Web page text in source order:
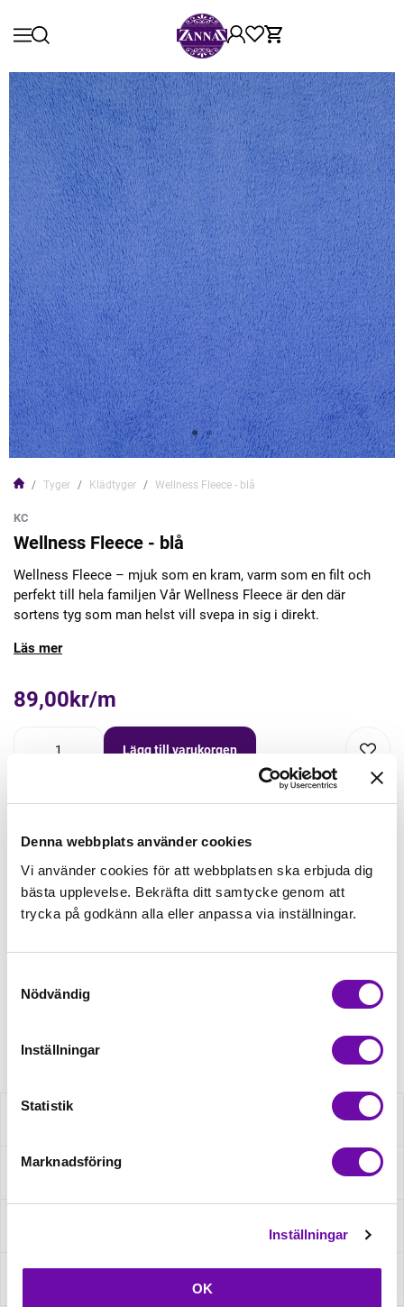
Denna webbplats använder cookies
Vi använder cookies för att webbplatsen ska erbjuda dig
bästa upplevelse. Bekräfta ditt samtycke genom att
trycka på godkänn alla eller anpassa via inställningar.
Nödvändig
Inställningar
Statistik
Marknadsföring
Inställningar
OK
Tyger Klädtyger Wellness Fleece - blå
KC
Wellness Fleece - blå
Wellness Fleece – mjuk som en kram, varm som en filt och
perfekt till hela familjen Vår Wellness Fleece är den där
sortens tyg som man helst vill svepa in sig i direkt.
Läs mer
89,00kr/m
Lägg till varukorgen
välj sedan matchande tillbehör
Tråd matchande +45,00kr